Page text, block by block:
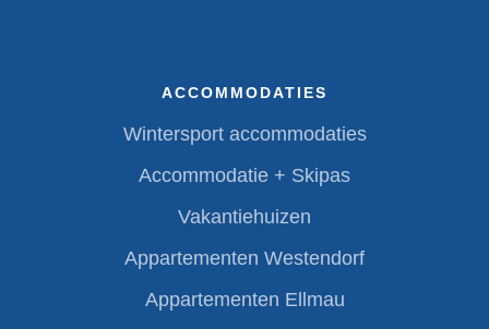
ACCOMMODATIES
Wintersport accommodaties
Accommodatie + Skipas
Vakantiehuizen
Appartementen Westendorf
Appartementen Ellmau